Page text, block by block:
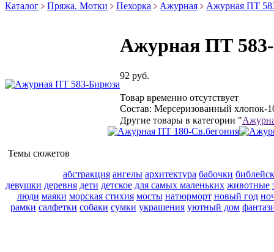
Каталог Пряжа. Мотки Пехорка Ажурная Ажурная ПТ
Ажурная ПТ
92 руб.
Товар временно отсутствует
Состав: Мерсеризованный хлопок-
Другие товары в категории "
Темы сюжетов
абстракция ангелы архитектура бабочки
девушки деревня дети детское для самых маленьких животные
люди маяки морская стихия мосты натюрморт новый год
рамки салфетки собаки сумки украшения уютный дом